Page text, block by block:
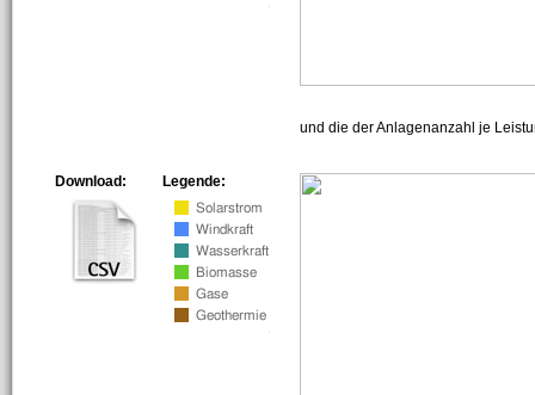
und die der Anlagenanzahl je
Legende:
Download: